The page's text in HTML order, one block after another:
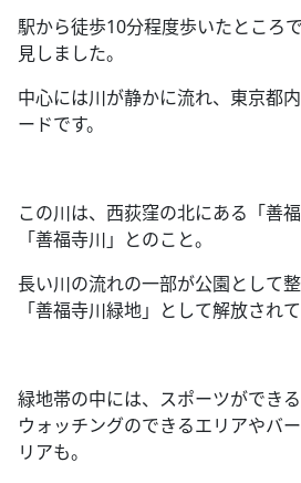
駅から徒歩10分程度歩いたところ
見しました。
中心には川が静かに流れ、東京都
ードです。
この川は、西荻窪の北にある「善
「善福寺川」とのこと。
長い川の流れの一部が公園として
「善福寺川緑地」として解放されて
緑地帯の中には、スポーツができ
ウォッチングのできるエリアやバ
リアも。